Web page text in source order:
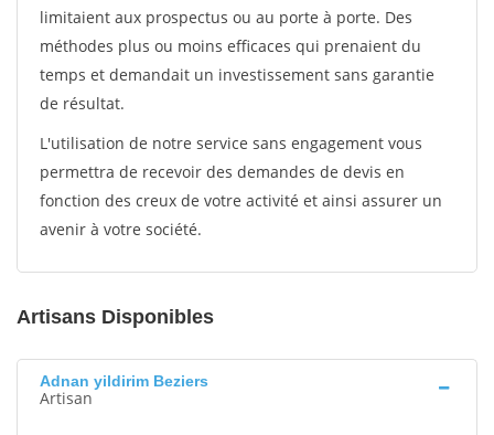
limitaient aux prospectus ou au porte à porte. Des
méthodes plus ou moins efficaces qui prenaient du
temps et demandait un investissement sans garantie
de résultat.
L'utilisation de notre service sans engagement vous
permettra de recevoir des demandes de devis en
fonction des creux de votre activité et ainsi assurer un
avenir à votre société.
Artisans Disponibles
Adnan yildirim Beziers
Artisan